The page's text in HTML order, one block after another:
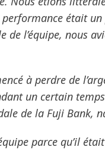
était
de l’équipe, nous
à perdre de
un certain
de la Fuji Bank,
parce qu’il